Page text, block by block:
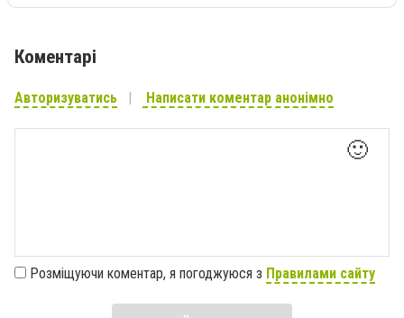
Коментарі
Авторизуватись Написати коментар анонімно
🙂
Розміщуючи коментар, я погоджуюся з Правилами сайту